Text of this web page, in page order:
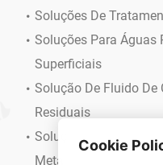
Soluções De
Soluções Para Águas
Superficiais
Solução De Fluido De
Residuais
Soluções Para Águas
Metalúrgicas
Cookie